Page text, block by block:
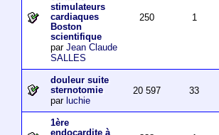
stimulateurs
cardiaques
Boston
scientifique
par Jean Claude
SALLES
250 1
douleur suite
sternotomie
par luchie
20 597 33
1ère